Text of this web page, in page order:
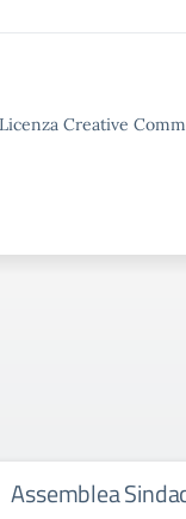
Creative
Assemblea